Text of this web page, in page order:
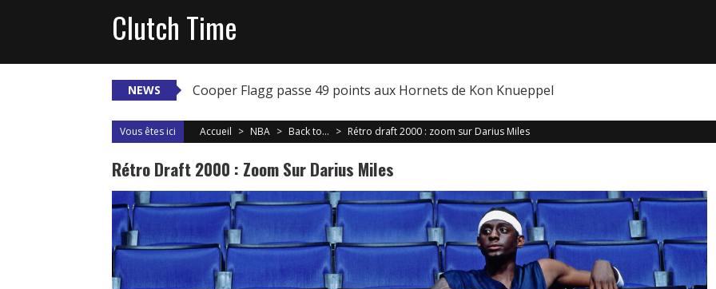
Clutch Time
NEWS Cooper Flagg passe 49 points aux Hornets de Kon Knueppel
Vous êtes ici Accueil > NBA > Back to... > Rétro draft 2000 : zoom sur Darius Miles
Rétro Draft 2000 : Zoom Sur Darius Miles